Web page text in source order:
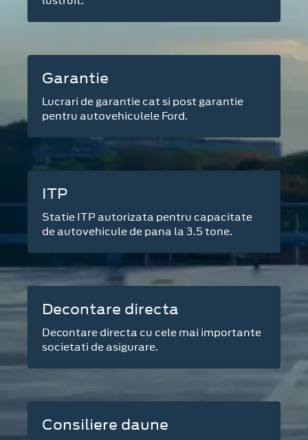
Garantie
Lucrari de garantie cat si post garantie
pentru autovehiculele Ford.
ITP
Statie ITP autorizata pentru capacitate
de autovehicule de pana la 3.5 tone.
Decontare directa
Decontare directa cu cele mai importante
societati de asigurare.
Consiliere daune